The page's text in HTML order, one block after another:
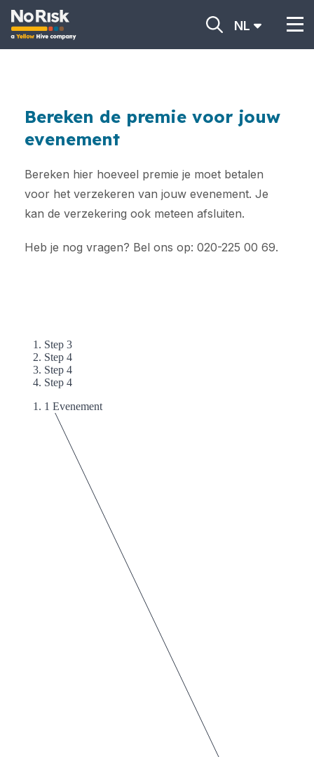
NL
Bereken de premie voor jouw
evenement
Bereken hier hoeveel premie je moet betalen
voor het verzekeren van jouw evenement. Je
kan de verzekering ook meteen afsluiten.
Heb je nog vragen? Bel ons op: 020-225 00 69.